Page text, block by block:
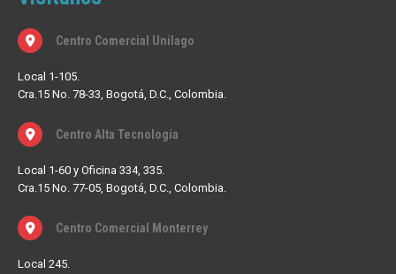
Centro Comercial Unilago
Local 1-105.
Cra.15 No. 78-33, Bogotá, D.C., Colombia.
Centro Alta Tecnología
Local 1-60 y Oficina 334, 335.
Cra.15 No. 77-05, Bogotá, D.C., Colombia.
Centro Comercial Monterrey
Local 245.